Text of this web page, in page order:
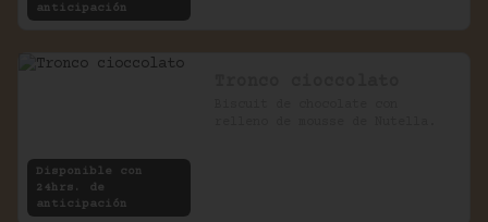
anticipación
Disponible con
24hrs. de
anticipación